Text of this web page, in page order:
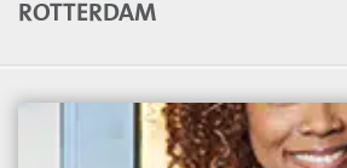
ROTTERDAM